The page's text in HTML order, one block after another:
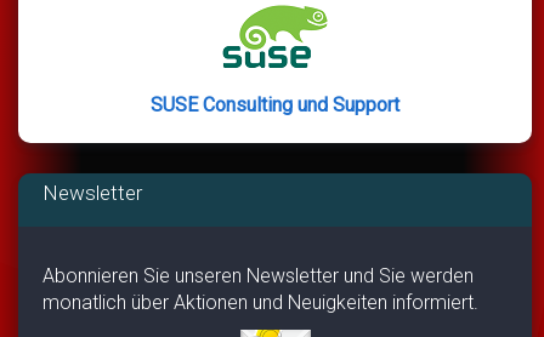
SUSE Consulting und Support
Newsletter
Abonnieren Sie unseren Newsletter und Sie werden
monatlich über Aktionen und Neuigkeiten informiert.